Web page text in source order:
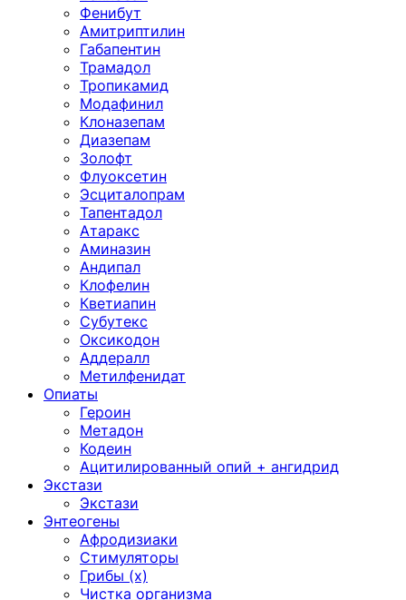
Фенибут
Амитриптилин
Габапентин
Трамадол
Тропикамид
Модафинил
Клоназепам
Диазепам
Золофт
Флуоксетин
Эсциталопрам
Тапентадол
Атаракс
Аминазин
Андипал
Клофелин
Кветиапин
Субутекс
Оксикодон
Аддералл
Метилфенидат
Опиаты
Героин
Метадон
Кодеин
Ацитилированный опий + ангидрид
Экстази
Экстази
Энтеогены
Афродизиаки
Стимуляторы
Грибы (х)
Чистка организма